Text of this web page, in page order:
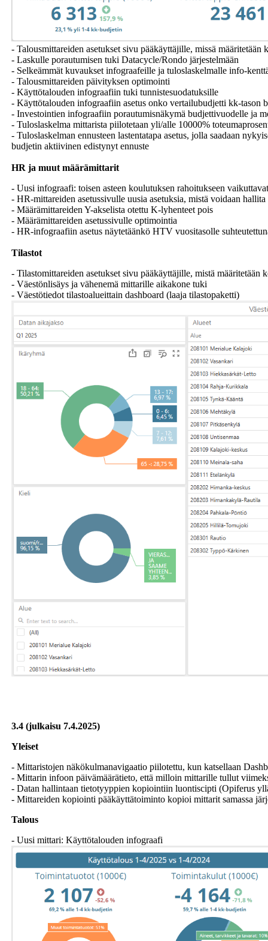
- Talousmittareiden asetukset sivu pääkäyttäjille, missä määritetään
- Laskulle porautumisen tuki Datacycle/Rondo järjestelmään
- Selkeämmät kuvaukset infograafeille ja tuloslaskelmalle info-
- Talousmittareiden päivityksen optimointi
- Käyttötalouden infograafiin tuki tunnistesuodatuksille
- Käyttötalouden infograafiin asetus onko vertailubudjetti kk-tason
- Investointien infograafiin porautumisnäkymä budjettivuodelle ja
- Tuloslaskelma mittarista piilotetaan yli/alle 10000%
- Tuloslaskelman ennusteen lastentatapa asetus, jolla saadaan
budjetin aktiivinen edistynyt ennuste
HR ja muut määrämittarit
- Uusi infograafi: toisen asteen koulutuksen rahoitukseen
- HR-mittareiden asetussivulle uusia asetuksia, mistä voidaan
- Määrämittareiden Y-akselista otettu K-lyhenteet pois
- Määrämittareiden asetussivulle optimointia
- HR-infograafiin asetus näytetäänkö HTV vuositasolle
Tilastot
- Tilastomittareiden asetukset sivu pääkäyttäjille, mistä määritetään
- Väestönlisäys ja vähenemä mittarille aikakone tuki
- Väestötiedot tilastoalueittain dashboard (laaja tilastopaketti)
3.4 (julkaisu 7.4.2025)
Yleiset
- Mittaristojen näkökulmanavigaatio piilotettu, kun katsellaan
- Mittarin infoon päivämäärätieto, että milloin mittarille tullut
- Datan hallintaan tietotyyppien kopiointiin luontiscipti (Opiferus
- Mittareiden kopiointi pääkäyttätoiminto kopioi mittarit samassa
Talous
- Uusi mittari: Käyttötalouden infograafi